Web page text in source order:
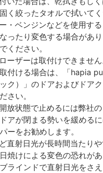
く絞ったタオルで拭いてく
・ベンジンなどを使用す
ったり変色する場合があ
ください。
ーザーは取付けできませ
付ける場合は、「hapia
ク）」のドアおよびドア
さい。
放状態で止めるには弊社
アが閉まる勢いを緩める
ーをお勧めします。
直射日光が長時間当たりや
焼けによる変色の恐れが
ラインドで直射日光をさ